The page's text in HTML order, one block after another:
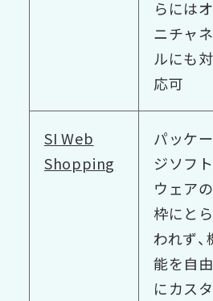
らには
ニチャネ
ルにも対
応可
SI Web
Shopping
パッケー
ジソフト
ウェアの
枠にとら
われず、
能を自由
にカスタ